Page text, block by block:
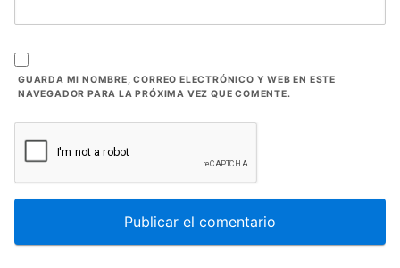
GUARDA MI NOMBRE, CORREO ELECTRÓNICO Y WEB EN ESTE
NAVEGADOR PARA LA PRÓXIMA VEZ QUE COMENTE.